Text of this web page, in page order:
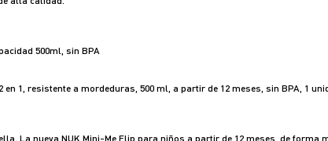
500ml, sin BPA
1, resistente a mordeduras, 500 ml, a partir de 12 meses, sin BPA, 1